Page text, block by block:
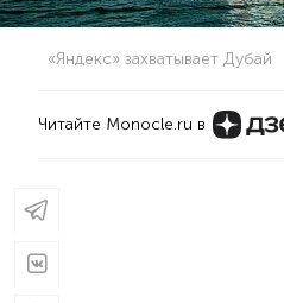
«Яндекс» захватывает Дубай
Читайте Monocle.ru в